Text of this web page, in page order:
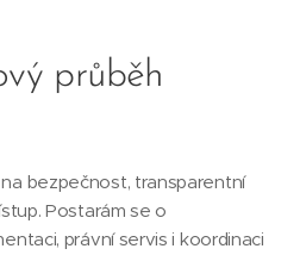
průběh
bezpečnost, transparentní
Postarám se o
právní servis i koordinaci